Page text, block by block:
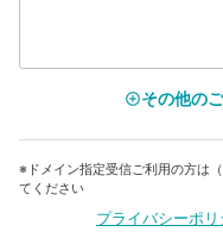
add_circle_outlineその他の
※ドメイン指定受信ご利用の方は
てください
プライバシーポリ